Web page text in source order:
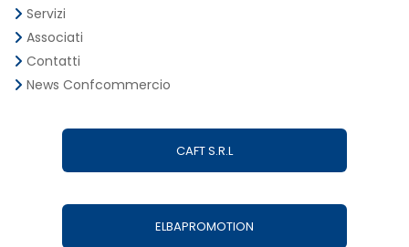
Servizi
Associati
Contatti
News Confcommercio
CAFT S.R.L
ELBAPROMOTION